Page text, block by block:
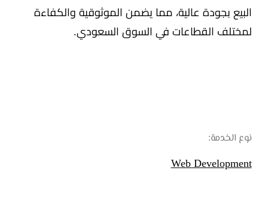
البيع بجودة عالية، مما يضمن الموثوقية والكفاءة
لمختلف القطاعات في السوق السعودي.
نوع الخدمة:
Web Development